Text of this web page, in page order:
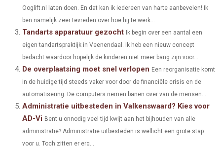
O
T
E
R
)
O
O
K
O
R
S
T
O
D
N
O
Ooglift.nl laten doen. En dat kan ik iedereen van harte aanbevelen! Ik
ben namelijk zeer tevreden over hoe hij te werk...
Tandarts apparatuur gezocht Ik begin over een aantal een
eigen tandartspraktijk in Veenendaal. Ik heb een nieuw concept
bedacht waardoor hopelijk de kinderen niet meer bang zijn voor...
De overplaatsing moet snel verlopen Een reorganisatie komt
in de huidige tijd steeds vaker voor door de financiële crisis en de
automatisering. De computers nemen banen over van de mensen...
Administratie uitbesteden in Valkenswaard? Kies voor
AD-Vi Bent u onnodig veel tijd kwijt aan het bijhouden van alle
administratie? Administratie uitbesteden is wellicht een grote stap
voor u. Toch zitten er erg...